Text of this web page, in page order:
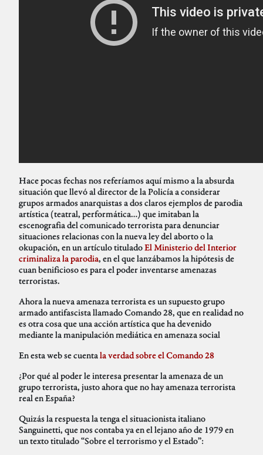
Hace pocas fechas nos referíamos aquí mismo a la absurda
situación que llevó al director de la Policía a considerar
grupos armados anarquistas a dos claros ejemplos de parodia
artística (teatral, performática…) que imitaban la
escenografia del comunicado terrorista para denunciar
situaciones relacionas con la nueva ley del aborto o la
okupación, en un artículo tituladoEl Ministerio del Interior
criminaliza la parodia, en el que lanzábamos la hipótesis de
cuan benificioso es para el poder inventarse amenazas
terroristas.
Ahora la nueva amenaza terrorista es un supuesto grupo
armado antifascista llamado Comando 28, que en realidad no
es otra cosa que una acción artística que ha devenido
mediante la manipulación mediática en amenaza social
En esta web se cuentala verdad sobre el Comando 28
¿Por qué al poder le interesa presentar la amenaza de un
grupo terrorista, justo ahora que no hay amenaza terrorista
real en España?
Quizás la respuesta la tenga el situacionista italiano
Sanguinetti, que nos contaba ya en el lejano año de 1979 en
un texto titulado “Sobre el terrorismo y el Estado”: